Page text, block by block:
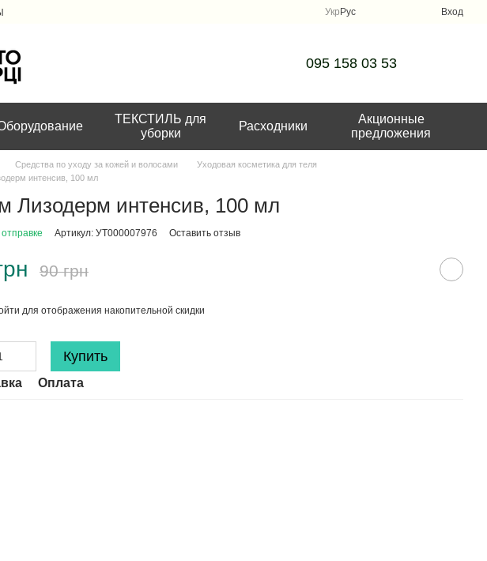
Укр Рус Вход
095 158 03 53
ТЕКСТИЛЬ для
уборки
Расходники
Акционные
предложения
Средства по уходу за кожей и волосами
Уходовая косметика для теля
интенсив, 100 мл
Лизодерм интенсив, 100 мл
отправке Артикул: УТ000007976 Оставить отзыв
90 грн
для отображения накопительной скидки
Купить
Оплата